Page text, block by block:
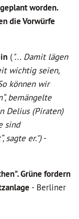
worden.
die Vorwürfe
("... Damit lägen
wichtig seien,
können wir
bemängelte
Delius (Piraten)
sind
sagte er.")-
Grüne fordern
- Berliner